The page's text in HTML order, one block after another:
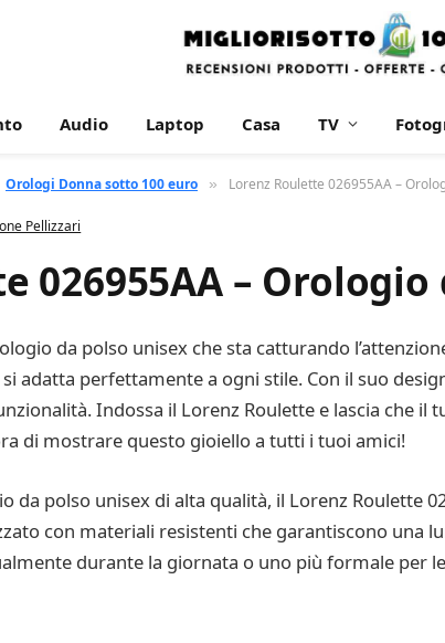
Audio Laptop Casa TV
Orologi Donna sotto 100 euro » Lorenz Roulette 026955AA –
Pellizzari
026955AA –
da polso unisex che sta catturando
adatta perfettamente a ogni stile. Con il suo
Indossa il Lorenz Roulette e lascia che
di mostrare questo gioiello a tutti i tuoi amici!
da polso unisex di alta qualità, il Lorenz Roulette
con materiali resistenti che garantiscono una
durante la giornata o uno più formale per